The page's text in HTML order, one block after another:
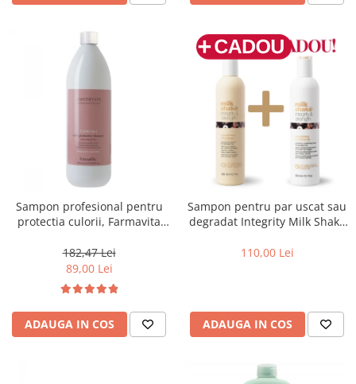
Sampon profesional pentru
protectia culorii, Farmavita
182,47 Lei
89,00 Lei
ADAUGA IN COS
Sampon pentru par uscat sau
degradat Integrity Milk Shake
Nourishing Shampoo, 300 ml
110,00 Lei
ADAUGA IN COS